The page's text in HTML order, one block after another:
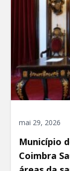
mai 29, 2026
Município
Coimbra